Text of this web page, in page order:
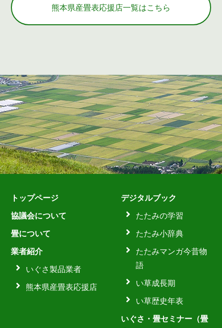
熊本県産畳表応援店一覧はこちら
トップページ
協議会について
畳について
業者紹介
いぐさ製品業者
熊本県産畳表応援店
デジタルブック
たたみの学習
たたみ小辞典
たたみマンガ今昔物
語
い草成長期
い草歴史年表
いぐさ・畳セミナー（畳